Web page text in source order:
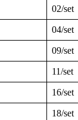
02/set
04/set
09/set
11/set
16/set
18/set